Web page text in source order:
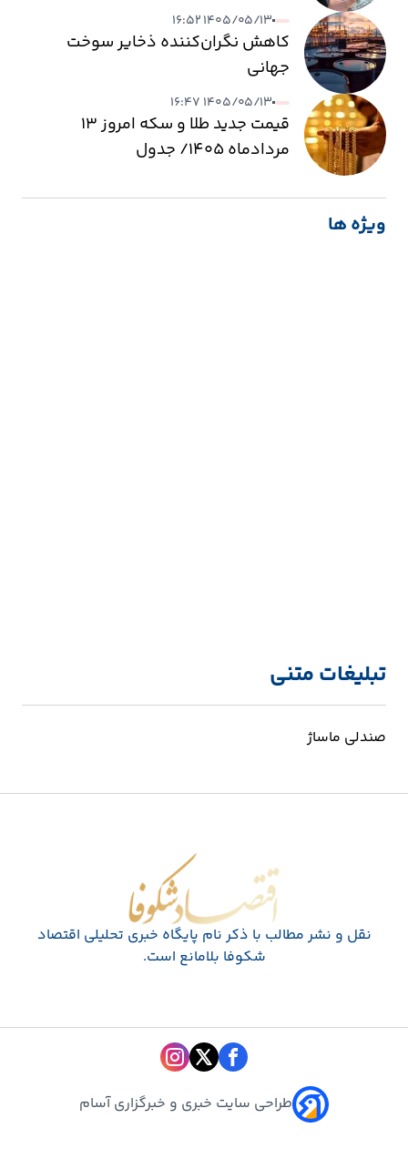
۱۴۰۵/۰۵/۱۳ ۱۶:۵۲
کاهش نگران‌کننده ذخایر سوخت
جهانی
۱۴۰۵/۰۵/۱۳ ۱۶:۴۷
قیمت جدید طلا و سکه امروز ۱۳
مردادماه ۱۴۰۵/ جدول
ویژه ها
تبلیغات متنی
صندلی ماساژ
اقتصاد شکوفا
نقل و نشر مطالب با ذکر نام پايگاه خبری تحليلی اقتصاد
شکوفا بلامانع است.
طراحی سایت خبری و خبرگزاری آسام